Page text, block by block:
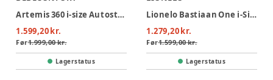
Artemis 360 i-size Autostol - Mineral Black
1.599,20 kr.
Før1.999,00 kr.
Lagerstatus
Lionelo Bastiaan One i-Size Autostol - Grey Stone
1.279,20 kr.
Før1.599,00 kr.
Lagerstatus